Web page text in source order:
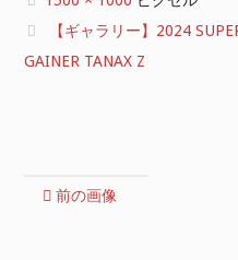
ル
サ
【ギャラリー】2024
GAINER TANAX Z
前の画像